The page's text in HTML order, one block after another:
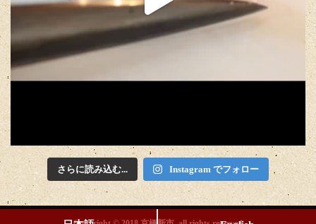
さらに読み込む... Instagram でフォロー